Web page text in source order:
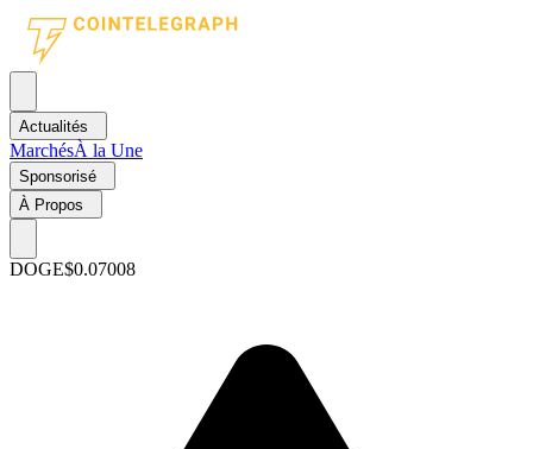
Actualités
MarchésÀ la Une
Sponsorisé
À Propos
DOGE$0.07008